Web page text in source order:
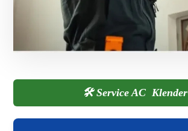
🛠️Service AC Klender